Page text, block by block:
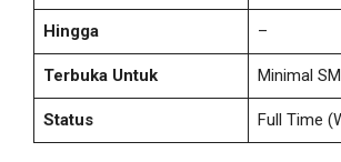
Hingga –
Terbuka Untuk Minimal
Status Full Time